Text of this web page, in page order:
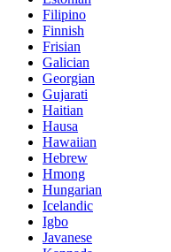
Filipino
Finnish
Frisian
Galician
Georgian
Gujarati
Haitian
Hausa
Hawaiian
Hebrew
Hmong
Hungarian
Icelandic
Igbo
Javanese